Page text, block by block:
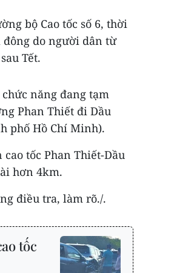
bộ Cao tốc số 6, thời
do người dân từ
Tết.
năng đang tạm
Phan Thiết đi Dầu
phố Hồ Chí Minh).
tốc Phan Thiết-Dầu
hơn 4km.
điều tra, làm rõ./.
tốc